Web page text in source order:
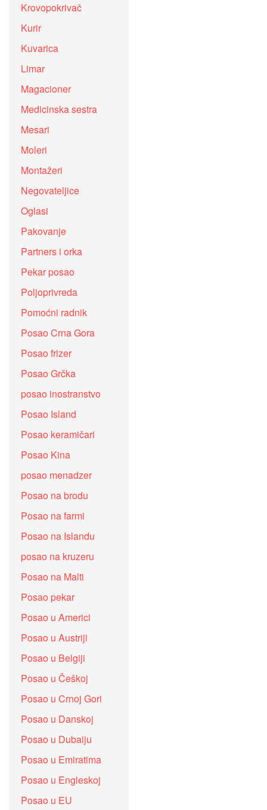
Krovopokrivač
Kurir
Kuvarica
Limar
Magacioner
Medicinska sestra
Mesari
Moleri
Montažeri
Negovateljice
Oglasi
Pakovanje
Partners i orka
Pekar posao
Poljoprivreda
Pomoćni radnik
Posao Crna Gora
Posao frizer
Posao Grčka
posao inostranstvo
Posao Island
Posao keramičari
Posao Kina
posao menadzer
Posao na brodu
Posao na farmi
Posao na Islandu
posao na kruzeru
Posao na Malti
Posao pekar
Posao u Americi
Posao u Austriji
Posao u Belgiji
Posao u Češkoj
Posao u Crnoj Gori
Posao u Danskoj
Posao u Dubaiju
Posao u Emiratima
Posao u Engleskoj
Posao u EU